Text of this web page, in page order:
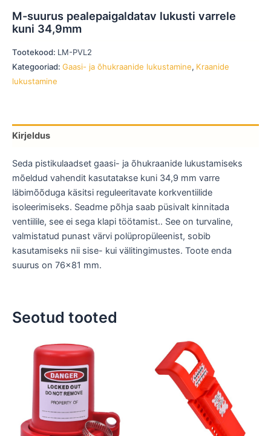
M-suurus pealepaigaldatav lukusti varrele
kuni 34,9mm
Tootekood: LM-PVL2
Kategooriad: Gaasi- ja õhukraanide lukustamine, Kraanide
lukustamine
Kirjeldus
Seda pistikulaadset gaasi- ja õhukraanide lukustamiseks
mõeldud vahendit kasutatakse kuni 34,9 mm varre
läbimõõduga käsitsi reguleeritavate korkventiilide
isoleerimiseks. Seadme põhja saab püsivalt kinnitada
ventiilile, see ei sega klapi töötamist.. See on turvaline,
valmistatud punast värvi polüpropüleenist, sobib
kasutamiseks nii sise- kui välitingimustes. Toote enda
suurus on 76×81 mm.
Seotud tooted